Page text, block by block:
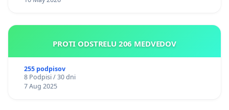
PROTI ODSTRELU 206 MEDVEDOV
255 podpisov
8 Podpisi / 30 dni
7 Aug 2025